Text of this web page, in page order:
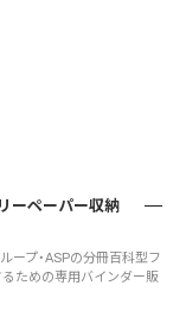
ーペーパー収納
ープ・ASPの分冊百科型フ
ための専用バインダー販